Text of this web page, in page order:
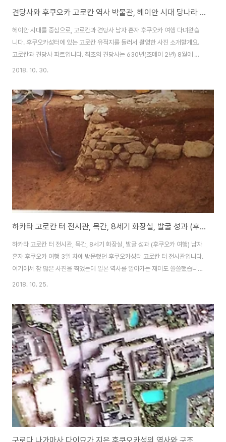
견당사와 후쿠오카 고로칸 역사 박물관, 헤이안 시대 당나라 외교
헤이안 시대를 중심으로, 고로칸과 견당사 남자 혼자 후쿠오카 여행 다녀왔습
니다. 후쿠오카성터에 있는 고로칸 유적지를 들러서 촬영한 사진 소개할게요.
고로칸과 견당사 파트입니다. 최초의 견당사는 630년(조메이 2년) 8월에 이
누카미노 미타스키(犬上御田鍬) 일행이었습니다. 894년(간표 6년)에는 스
니다. 견당사는 고로칸에서 출발했으며, 선박의 절반이 침몰할 정도로 항해는
위험했었습니다. 견당사 항해에 사용한 배 (모형)헤이안 시대, 9세기 9세기 헤
이안시대 사용한 배를 복원한 모형입니다. 헤이안 시대였던 838년, 이해에 견
당사가 마지막으로 파견되었습니다. 일본이란 고대 국가를 형성한 인물인 기비
노 마키비(吉備真備)사이초(最澄)소마 ..
2018. 10. 30.
하카타 고로칸 터 전시관, 목간, 8세기 화장실, 발굴 성과 (후쿠오카 여행)
하카타 고로칸 터 전시관, 목간, 8세기 화장실, 발굴 성과 (후쿠오카 여행) 남자
혼자 후쿠오카 여행 3일 차에 방문했던 후쿠오카성터 고로칸 터 전시관입니다.
여기에서 참 많은 사진을 찍었는데 일본 역사를 알아가는 재미도 쏠쏠했습니
다. 『고로관 터』는 일본에서도 단 한 곳에만 흔적이 남은 곳으로 역사적 가치가
움이 될만한 외교 공간이죠. 서일본에 위치한 만큼 외교적으로 중요한 위치를
차지한 거점으로서의 역할도 많았을 것으로 추측됩니다. 고로칸 터 전시관 섹
션 중 고로칸의 성립 부분입니다. 출토된 목간고로칸 유적에서는 판에 먹으로
글자를 쓴 꼬리표가 출토되었습니다. 꼬리표는 현재 구마모토와 나가사키, 후
쿠오카, 가가와에서 보내..
2018. 10. 25.